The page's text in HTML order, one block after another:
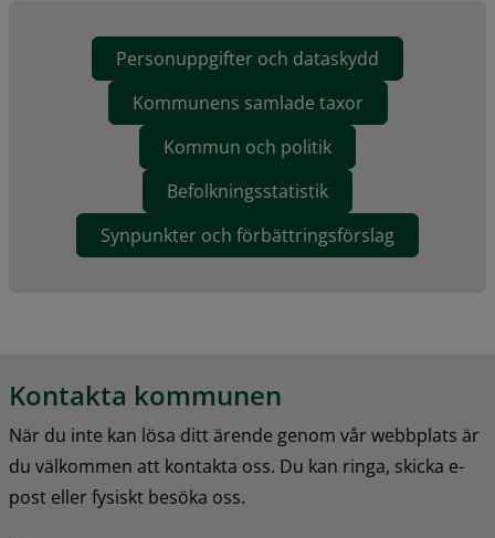
Personuppgifter och dataskydd
Kommunens samlade taxor
Kommun och politik
Befolkningsstatistik
Synpunkter och förbättringsförslag
Kontakta kommunen
När du inte kan lösa ditt ärende genom vår webbplats är
du välkommen att kontakta oss. Du kan ringa, skicka e-
post eller fysiskt besöka oss.